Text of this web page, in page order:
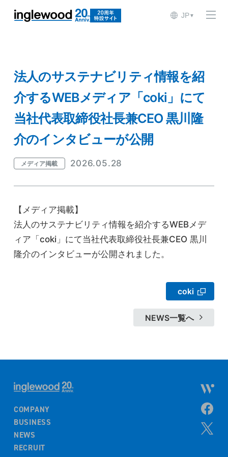
JP▼
法人のサステナビリティ情報を紹
介するWEBメディア「coki」にて
当社代表取締役社長兼CEO 黒川隆
介のインタビューが公開
メディア掲載 2026.05.28
【メディア掲載】
法人のサステナビリティ情報を紹介するWEBメデ
ィア「coki」にて当社代表取締役社長兼CEO 黒川
隆介のインタビューが公開されました。
coki
NEWS一覧へ
COMPANY
BUSINESS
NEWS
RECRUIT